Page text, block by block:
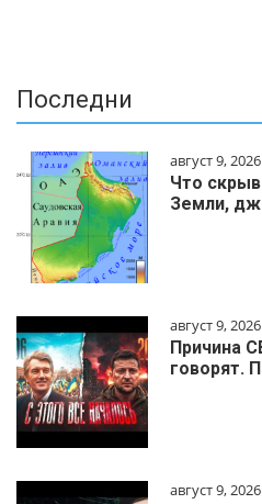
Последни
август 9, 2026
Что
Земли,
август 9, 2026
Причина
говорят.
август 9, 2026